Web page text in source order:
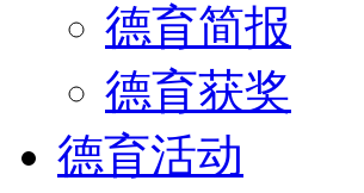
德育简报
德育获奖
德育活动